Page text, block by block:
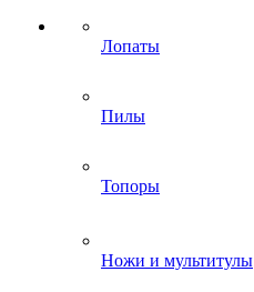
Лопаты
Пилы
Топоры
Ножи и мультитулы